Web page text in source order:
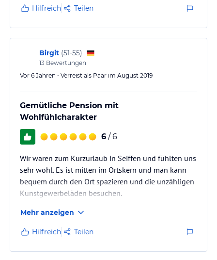
Hilfreich Teilen
Birgit (51-55)
13 Bewertungen
Vor 6 Jahren • Verreist als Paar im August 2019
Gemütliche Pension mit
Wohlfühlcharakter
6 / 6
Wir waren zum Kurzurlaub in Seiffen und fühlten uns
sehr wohl. Es ist mitten im Ortskern und man kann
bequem durch den Ort spazieren und die unzähligen
Kunstgewerbeläden besuchen.
Mehr anzeigen
Hilfreich Teilen